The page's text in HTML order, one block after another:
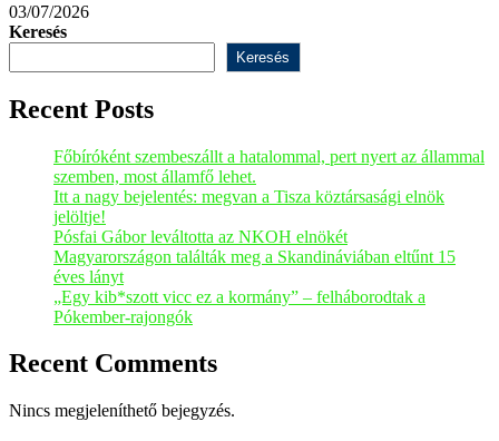
03/07/2026
Keresés
Keresés
Recent Posts
Főbíróként szembeszállt a hatalommal, pert nyert az állammal
szemben, most államfő lehet.
Itt a nagy bejelentés: megvan a Tisza köztársasági elnök
jelöltje!
Pósfai Gábor leváltotta az NKOH elnökét
Magyarországon találták meg a Skandináviában eltűnt 15
éves lányt
„Egy kib*szott vicc ez a kormány” – felháborodtak a
Pókember-rajongók
Recent Comments
Nincs megjeleníthető bejegyzés.